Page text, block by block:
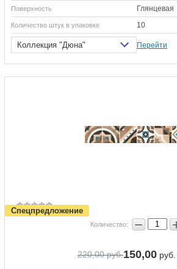
Поверхность Глянцевая
Количество штук в упаковке 10
Коллекция "Дюна" Перейти
Спецпредложение
Количество: −
220,00руб.150,00